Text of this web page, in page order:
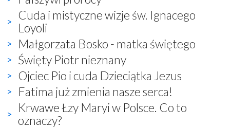
Cuda i mistyczne wizje św. Ignacego
Loyoli
Małgorzata Bosko - matka świętego
Święty Piotr nieznany
Ojciec Pio i cuda Dzieciątka Jezus
Fatima już zmienia nasze serca!
Krwawe Łzy Maryi w Polsce. Co to
oznaczy?